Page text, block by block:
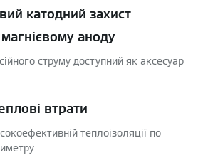
катодний захист
аноду
струму доступний як аксесуар
втрати
теплоізоляції по